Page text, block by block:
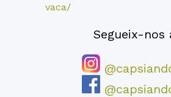
vaca/
Segueix-nos